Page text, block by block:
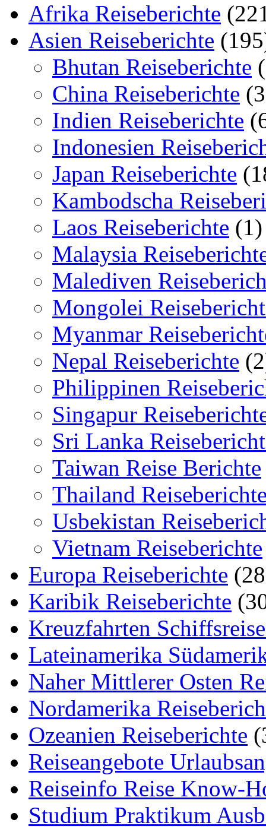
Afrika Reiseberichte
Asien Reiseberichte
Bhutan Reiseberichte
China Reiseberichte
Indien Reiseberichte
Indonesien
Japan Reiseberichte
Kambodscha
Laos Reiseberichte (1)
Malaysia
Malediven
Mongolei
Myanmar
Nepal Reiseberichte
Philippinen
Singapur
Sri Lanka
Taiwan Reise Berichte
Thailand
Usbekistan
Vietnam Reiseberichte
Europa Reiseberichte
Karibik Reiseberichte
Kreuzfahrten
Lateinamerika
Naher Mittlerer Osten
Nordamerika
Ozeanien Reiseberichte
Reiseangebote
Reiseinfo Reise Know-
Studium Praktikum